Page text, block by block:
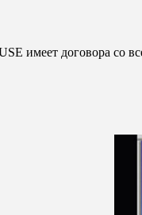
имеет договора со